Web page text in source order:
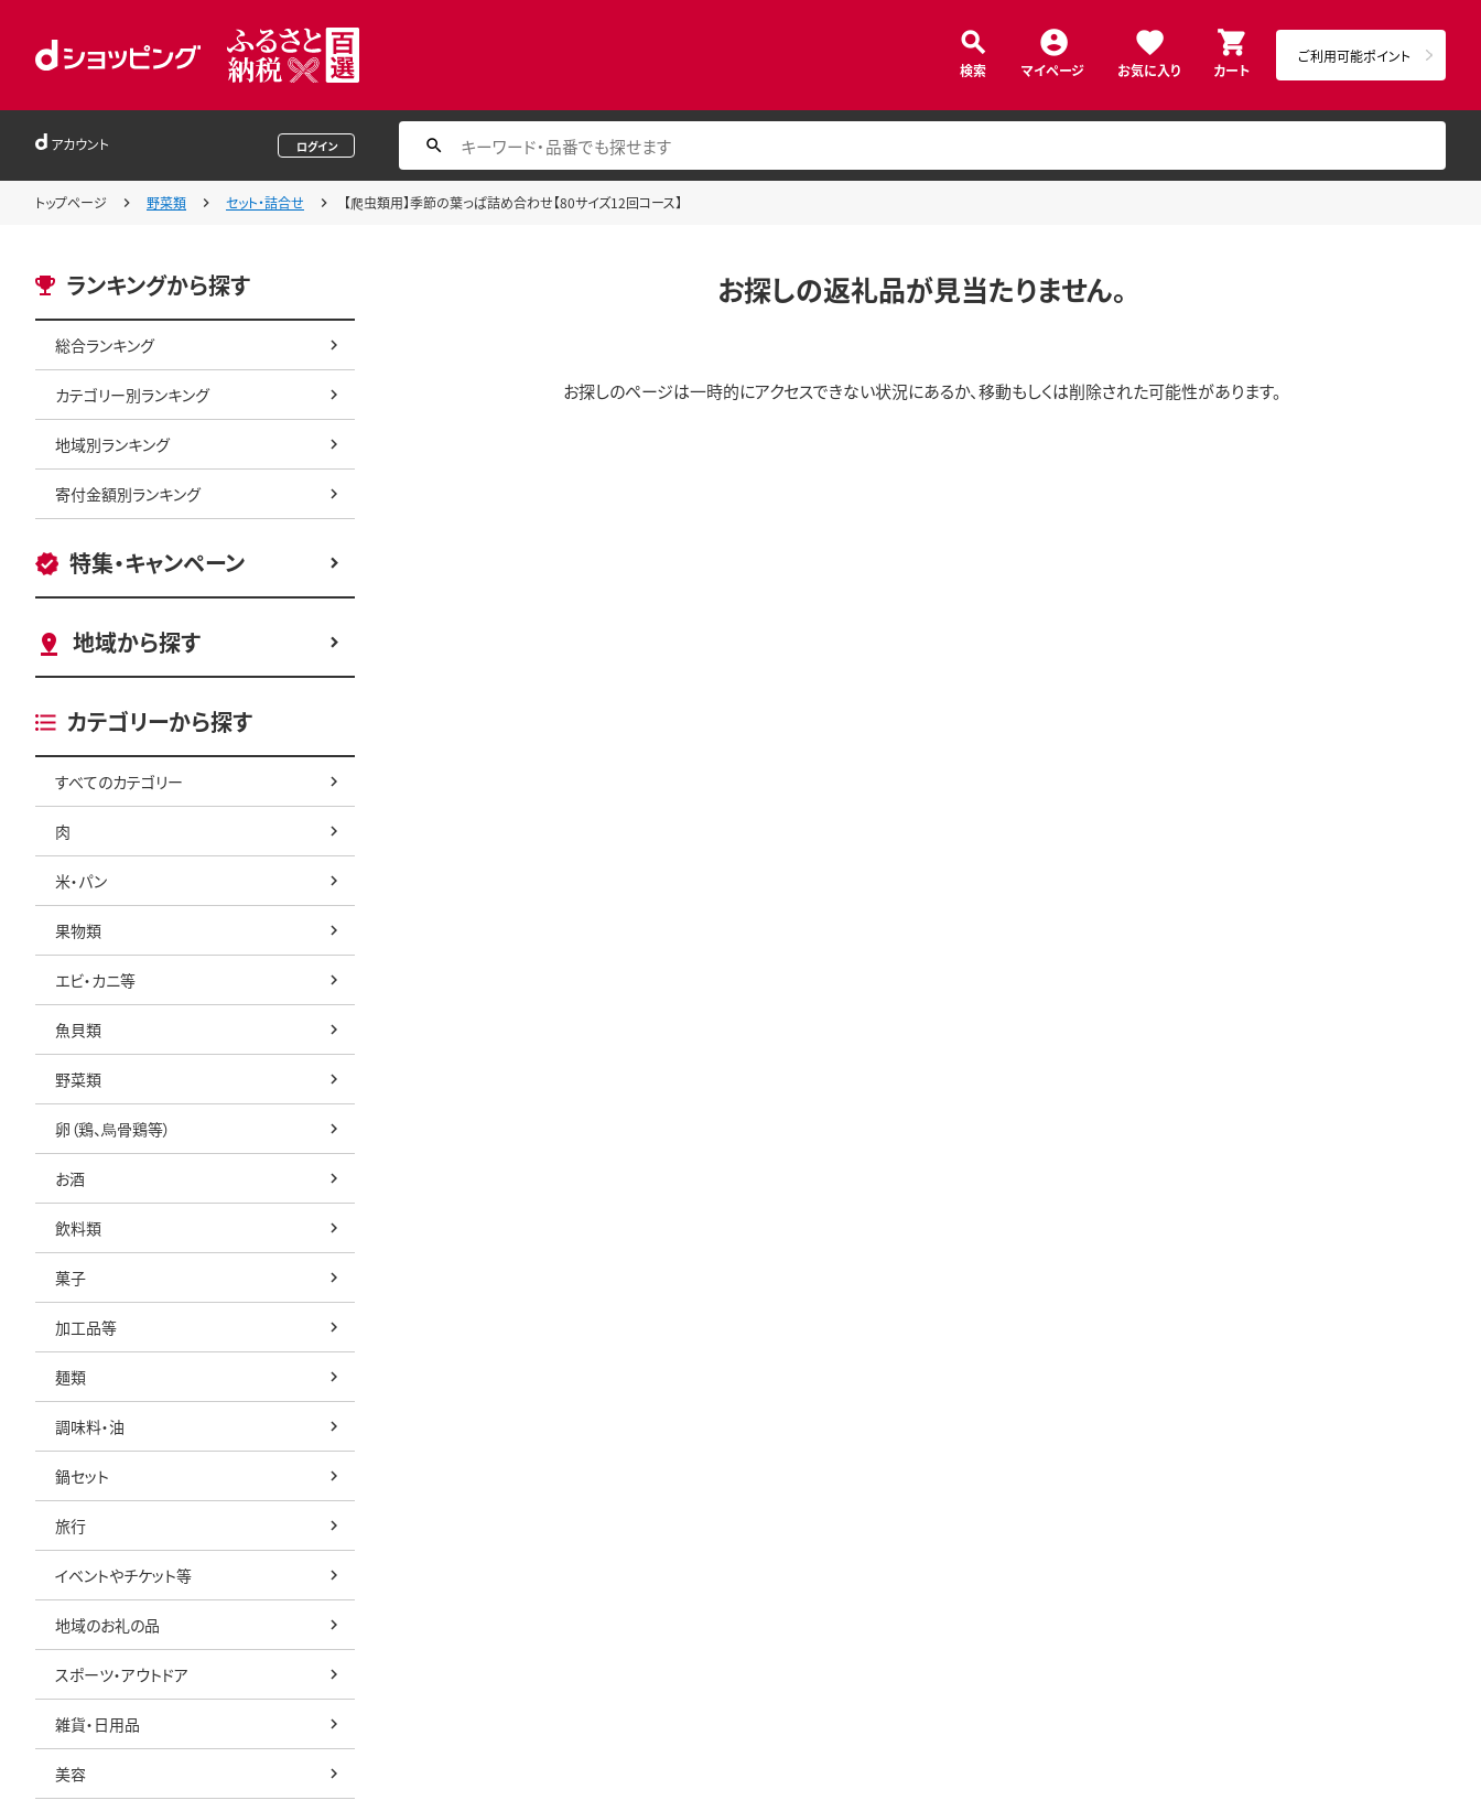
検索 マイページ お気に入り カート
ご利用可能ポイント
アカウント ログイン
トップページ 野菜類 セット・詰合せ 【爬虫類用】季節の葉っぱ詰め合わせ【80サイズ12回コース】
ランキングから探す
総合ランキング
カテゴリー別ランキング
地域別ランキング
寄付金額別ランキング
特集・キャンペーン
地域から探す
カテゴリーから探す
すべてのカテゴリー
肉
米・パン
果物類
エビ・カニ等
魚貝類
野菜類
卵（鶏、烏骨鶏等）
お酒
飲料類
菓子
加工品等
麺類
調味料・油
鍋セット
旅行
イベントやチケット等
地域のお礼の品
スポーツ・アウトドア
雑貨・日用品
美容
お探しの返礼品が見当たりません。
お探しのページは一時的にアクセスできない状況にあるか、移動もしくは削除された可能性があります。